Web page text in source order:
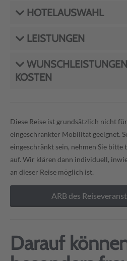
HOTELAUSWAHL
LEISTUNGEN
KOSTEN
Diese Reise ist grundsätzlich nicht
eingeschränkter Mobilität geeignet.
eingeschränkt sein, nehmen Sie
auf. Wir klären dann individuell,
an dieser Reise möglich ist.
ARB des
Darauf